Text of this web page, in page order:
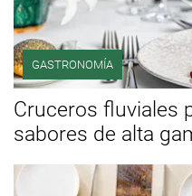
GASTRONOMÍA
Cruceros fluviales
sabores de alta